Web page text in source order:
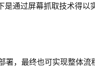
通过屏幕抓取技术得
，最终也可实现整体流